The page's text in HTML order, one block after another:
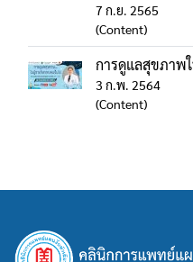
7 ก.ย. 2565
(Content)
การดูแลสุขภาพ
3 ก.พ. 2564
(Content)